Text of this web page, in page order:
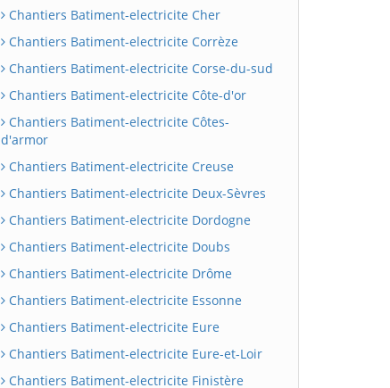
Chantiers Batiment-electricite Cher
Chantiers Batiment-electricite Corrèze
Chantiers Batiment-electricite Corse-du-sud
Chantiers Batiment-electricite Côte-d'or
Chantiers Batiment-electricite Côtes-
d'armor
Chantiers Batiment-electricite Creuse
Chantiers Batiment-electricite Deux-Sèvres
Chantiers Batiment-electricite Dordogne
Chantiers Batiment-electricite Doubs
Chantiers Batiment-electricite Drôme
Chantiers Batiment-electricite Essonne
Chantiers Batiment-electricite Eure
Chantiers Batiment-electricite Eure-et-Loir
Chantiers Batiment-electricite Finistère